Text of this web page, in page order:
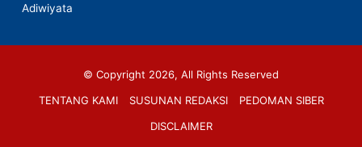
Adiwiyata
© Copyright 2026, All Rights Reserved
TENTANG KAMI
SUSUNAN REDAKSI
PEDOMAN SIBER
DISCLAIMER